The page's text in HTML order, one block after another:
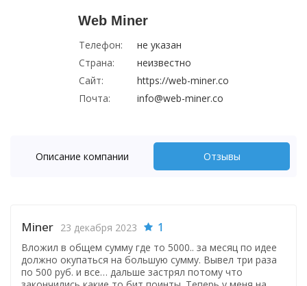
Web Miner
Телефон:
не указан
Страна:
неизвестно
Сайт:
https://web-miner.co
Почта:
info@web-miner.co
Описание компании Отзывы
Miner 23 декабря 2023 1
Вложил в общем сумму где то 5000.. за месяц по идее
должно окупаться на большую сумму. Вывел три раза
по 500 руб. и все… дальше застрял потому что